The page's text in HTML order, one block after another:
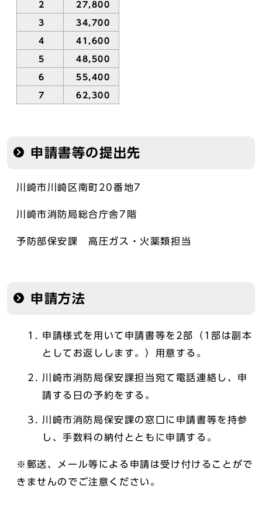
2 27,800
3 34,700
4 41,600
5 48,500
6 55,400
7 62,300
申請書等の提出先
川崎市川崎区南町20番地7
川崎市消防局総合庁舎7階
予防部保安課 高圧ガス・火薬類担当
申請方法
申請様式を用いて申請書等を2部（1部は副本
としてお返しします。）用意する。
川崎市消防局保安課担当宛て電話連絡し、申
請する日の予約をする。
川崎市消防局保安課の窓口に申請書等を持参
し、手数料の納付とともに申請する。
※郵送、メール等による申請は受け付けることがで
きませんのでご注意ください。